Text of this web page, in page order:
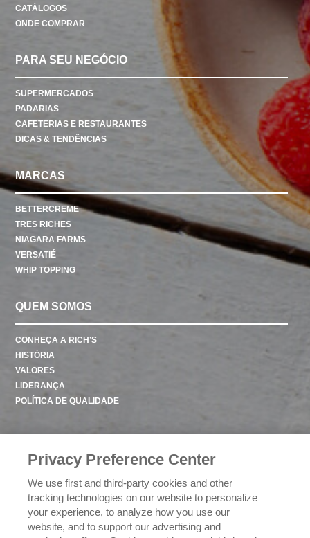
CATÁLOGOS
ONDE COMPRAR
PARA SEU NEGÓCIO
SUPERMERCADOS
PADARIAS
CAFETERIAS E RESTAURANTES
DICAS & TENDÊNCIAS
MARCAS
BETTERCREME
TRES RICHES
NIAGARA FARMS
VERSATIÉ
WHIP TOPPING
QUEM SOMOS
CONHEÇA A RICH’S
HISTÓRIA
VALORES
LIDERANÇA
POLÍTICA DE QUALIDADE
POLÍTICA DE PRIVACIDADE
EXERCENDO SEUS DIREITOS DE PRIVACIDADE
Privacy Preference Center
We use first and third-party cookies and other
tracking technologies on our website to personalize
your experience, to analyze how you use our
website, and to support our advertising and